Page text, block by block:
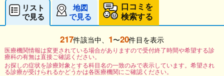
リスト
で見る
地図
で見る
口コミを
検索する
217件該当中、 1〜20件目を表示
医療機関情報は変更されている場合がありますので受付終了時間や希望する診
療科の有無は直接ご確認ください。
お探しの症状を診療対象とする科目名の一致のみで表示しています。希望され
る診療が受けられるかどうかは各医療機関にご確認ください。